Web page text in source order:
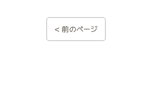
< 前のページ